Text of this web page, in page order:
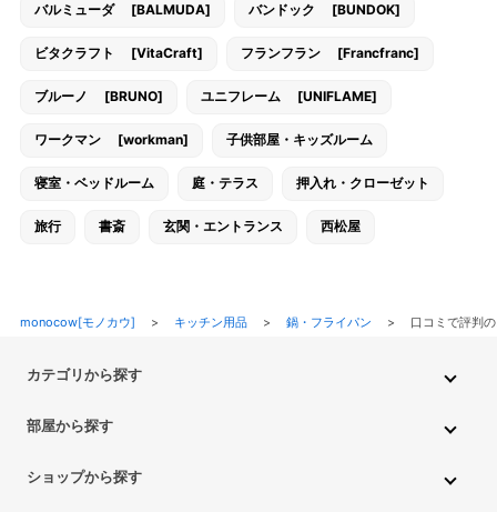
バルミューダ [BALMUDA] バンドック [BUNDOK]
ビタクラフト [VitaCraft] フランフラン [Francfranc]
ブルーノ [BRUNO] ユニフレーム [UNIFLAME]
ワークマン [workman] 子供部屋・キッズルーム
寝室・ベッドルーム 庭・テラス 押入れ・クローゼット
旅行 書斎 玄関・エントランス 西松屋
monocow[モノカウ] > キッチン用品> 鍋・フライパン > 口コミで評判
カテゴリから探す
ペット用品 ベビー・キッズ
部屋から探す
ショップから探す